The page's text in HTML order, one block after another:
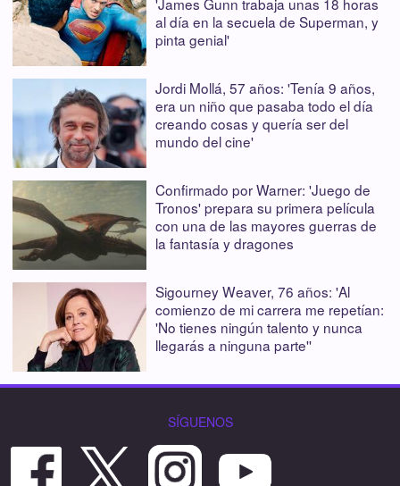
al día en la secuela de Superman, y
pinta genial'
Jordi Mollá, 57 años: 'Tenía 9 años,
era un niño que pasaba todo el día
creando cosas y quería ser del
mundo del cine'
Confirmado por Warner: 'Juego de
Tronos' prepara su primera película
con una de las mayores guerras de
la fantasía y dragones
Sigourney Weaver, 76 años: 'Al
comienzo de mi carrera me repetían:
'No tienes ningún talento y nunca
llegarás a ninguna parte''
SÍGUENOS